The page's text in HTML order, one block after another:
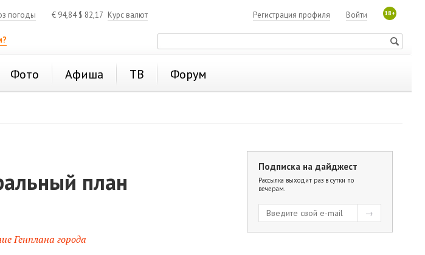
погоды € 94,84$ 82,17 Курс валют 18+
Войти
Регистрация профиля
Фото Афиша ТВ Форум
план
Генплана города
Подписка на дайджест
Рассылка выходит раз в сутки по
вечерам.